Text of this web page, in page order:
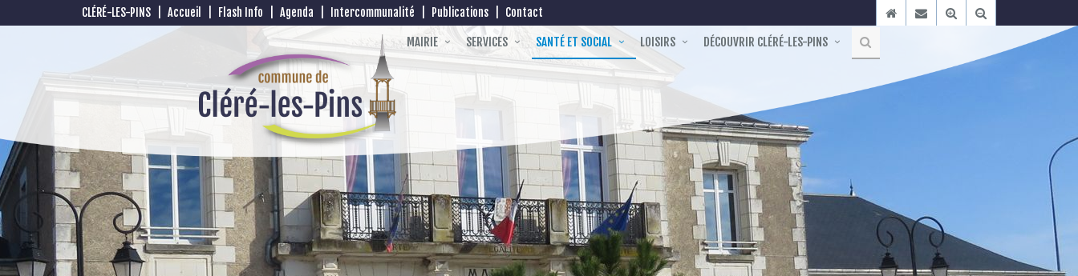
CLÉRÉ-LES-PINS Accueil Flash Info Agenda Intercommunalité Publications Contact
MAIRIE SERVICES SANTÉ ET SOCIAL LOISIRS DÉCOUVRIR CLÉRÉ-LES-PINS